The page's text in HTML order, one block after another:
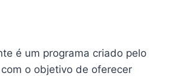
é um programa criado pelo
o objetivo de oferecer